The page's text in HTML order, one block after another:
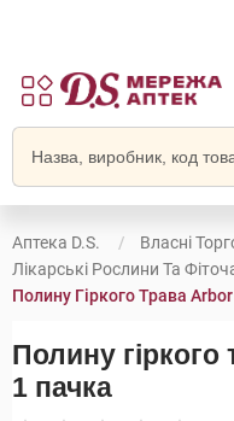
Аптека D.S.
Власні
Лікарські Рослини Та
Полину Гіркого Трава
Полину гіркого
1 пачка